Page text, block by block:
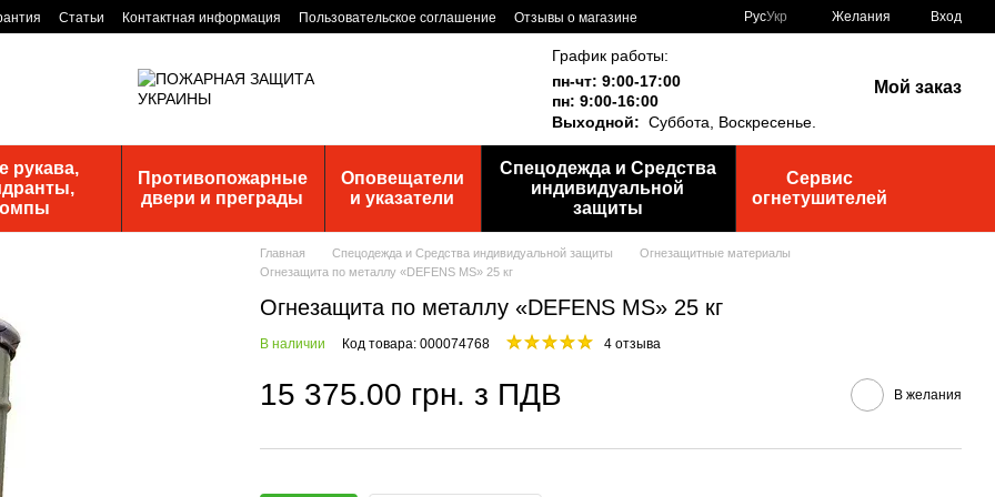
Статьи Контактная информация Пользовательское соглашение
Отзывы о магазине
РусУкр Желания Вход
График работы:
пн-чт: 9:00-17:00
пн: 9:00-16:00
Выходной: Суббота, Воскресенье.
Мой заказ
рукава,
Противопожарные
двери и преграды
Оповещатели
и указатели
Спецодежда и Средства
индивидуальной
защиты
Сервис
огнетушителей
Главная Спецодежда и Средства индивидуальной защиты
Огнезащитные материалы
Огнезащита по металлу «DEFENS MS» 25 кг
Огнезащита по металлу «DEFENS MS» 25 кг
В наличии Код товара: 000074768 4 отзыва
15 375.00 грн. з ПДВ В желания